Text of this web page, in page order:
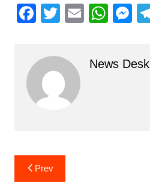
F
c
e
b
o
T
itt
er
E W
s
M
s
News Desk
Post
navigation
Prev